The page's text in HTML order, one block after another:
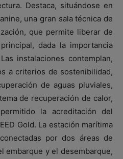
Destaca, situándose en
una gran sala técnica de
que permite liberar de
dada la importancia
instalaciones contemplan,
a criterios de sostenibilidad,
de aguas pluviales,
de recuperación de calor,
la acreditación del
Gold. La estación marítima
por dos áreas de
embarque y el desembarque,